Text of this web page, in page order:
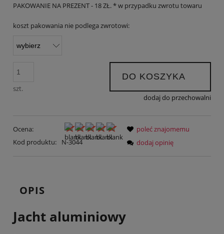
PAKOWANIE NA PREZENT - 18 ZŁ. * w przypadku zwrotu towaru
koszt pakowania nie podlega zwrotowi:
szt.
DO KOSZYKA
dodaj do przechowalni
Ocena:
Kod produktu:
N-3044
poleć znajomemu
dodaj opinię
OPIS
Jacht aluminiowy